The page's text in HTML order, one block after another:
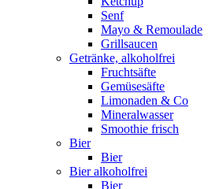
Senf
Mayo & Remoulade
Grillsaucen
Getränke, alkoholfrei
Fruchtsäfte
Gemüsesäfte
Limonaden & Co
Mineralwasser
Smoothie frisch
Bier
Bier
Bier alkoholfrei
Bier